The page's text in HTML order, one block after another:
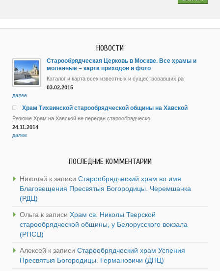
НОВОСТИ
Старообрядческая Церковь в Москве. Все храмы и
моленные – карта приходов и фото
Каталог и карта всех известных и существовавших ра
03.02.2015
далее
Храм Тихвинской старообрядческой общины на Хавской
Резюме Храм на Хавской не передан старообрядческо
24.11.2014
далее
ПОСЛЕДНИЕ КОММЕНТАРИИ
Николай к записи Старообрядческий храм во имя
Благовещения Пресвятыя Богородицы. Черемшанка
(РДЦ)
Ольга к записи Храм св. Николы Тверской
старообрядческой общины, у Белорусского вокзала
(РПСЦ)
Алексей к записи Старообрядческий храм Успения
Пресвятыя Богородицы. Германовичи (ДПЦ)